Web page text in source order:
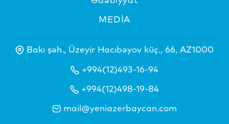
MEDİA
Bakı şəh., Üzeyir Hacıbəyov küç., 66, AZ1000
+994(12)493-16-94
+994(12)498-19-84
mail@yeniazerbaycan.com